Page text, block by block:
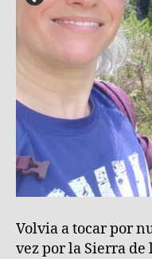
Volvia a tocar por
vez por la Sierra